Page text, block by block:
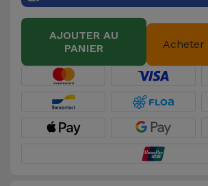
Mobilité,
Auto et
Accessoires
d'ordinateur
AJOUTER AU
PANIER
Acheter